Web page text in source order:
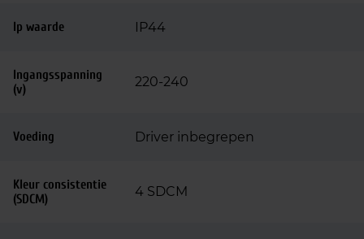
Ip waarde IP44
Ingangsspanning
(v)
220-240
Voeding Driver inbegrepen
Kleur consistentie
(SDCM)
4 SDCM